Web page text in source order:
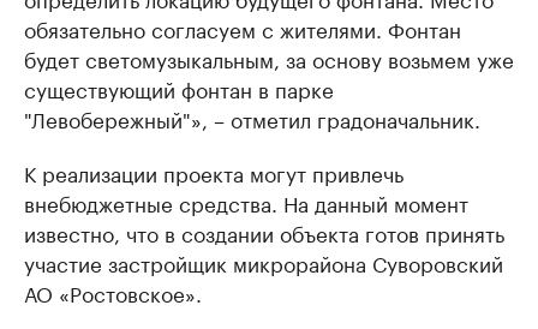
обязательно согласуем с жителями. Фонтан
будет светомузыкальным, за основу возьмем уже
существующий фонтан в парке
"Левобережный"», – отметил градоначальник.
К реализации проекта могут привлечь
внебюджетные средства. На данный момент
известно, что в создании объекта готов принять
участие застройщик микрорайона Суворовский
АО «Ростовское».